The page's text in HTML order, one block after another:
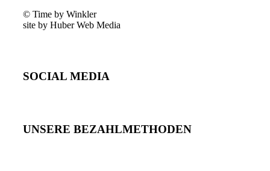
© Time by Winkler
site by Huber Web Media
SOCIAL MEDIA
UNSERE BEZAHLMETHODEN